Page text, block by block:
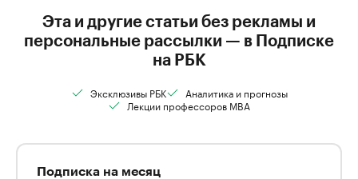
Эта и другие статьи без рекламы и
персональные рассылки — в Подписке
на РБК
Эксклюзивы РБК
Аналитика и прогнозы
Лекции профессоров MBA
Подписка на месяц